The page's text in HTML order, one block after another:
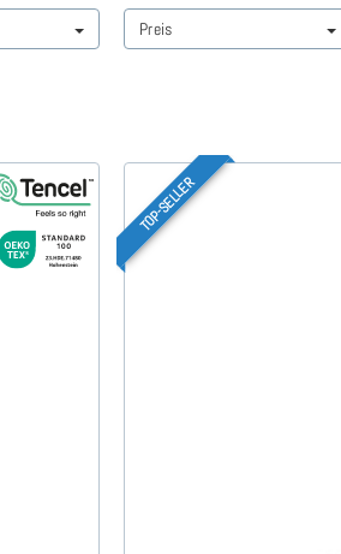
Preis
TOP-SELLER